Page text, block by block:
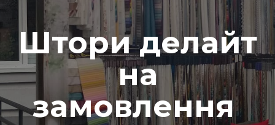
Штори делайт
на
замовлення